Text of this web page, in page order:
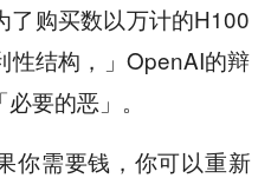
了购买数以万计的H100
性结构，」OpenAI的辩
要的恶」。
你需要钱，你可以重新